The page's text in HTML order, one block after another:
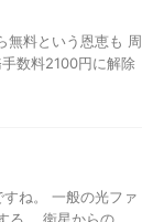
無料という恩恵も 周
数料2100円に解除
ね。 一般の光ファ
る、 衛星からの